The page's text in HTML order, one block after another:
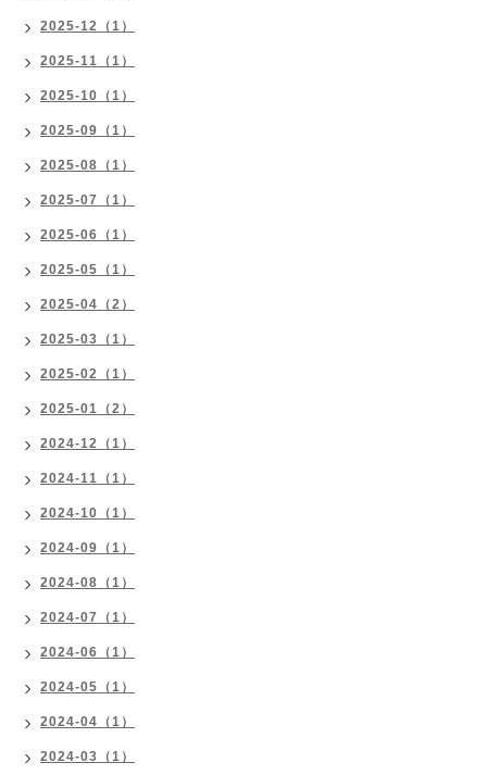
2025-12（1）
2025-11（1）
2025-10（1）
2025-09（1）
2025-08（1）
2025-07（1）
2025-06（1）
2025-05（1）
2025-04（2）
2025-03（1）
2025-02（1）
2025-01（2）
2024-12（1）
2024-11（1）
2024-10（1）
2024-09（1）
2024-08（1）
2024-07（1）
2024-06（1）
2024-05（1）
2024-04（1）
2024-03（1）